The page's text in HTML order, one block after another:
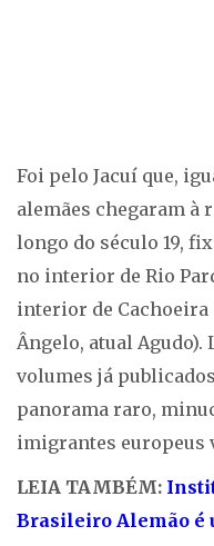
Foi pelo Jacuí que,
alemães chegaram à
longo do século 19,
no interior de Rio
interior de Cachoeira
Ângelo, atual
volumes já
panorama raro,
imigrantes europeus
LEIA TAMBÉM:
Brasileiro Alemão é